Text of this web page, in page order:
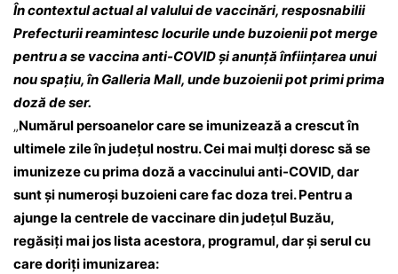
În contextul actual al valului de vaccinări, resposnabilii
Prefecturii reamintesc locurile unde buzoienii pot merge
pentru a se vaccina anti-COVID și anunță înființarea unui
nou spațiu, în Galleria Mall, unde buzoienii pot primi prima
doză de ser.
„Numărul persoanelor care se imunizează a crescut în
ultimele zile în județul nostru. Cei mai mulți doresc să se
imunizeze cu prima doză a vaccinului anti-COVID, dar
sunt și numeroși buzoieni care fac doza trei. Pentru a
ajunge la centrele de vaccinare din județul Buzău,
regăsiți mai jos lista acestora, programul, dar și serul cu
care doriți imunizarea: